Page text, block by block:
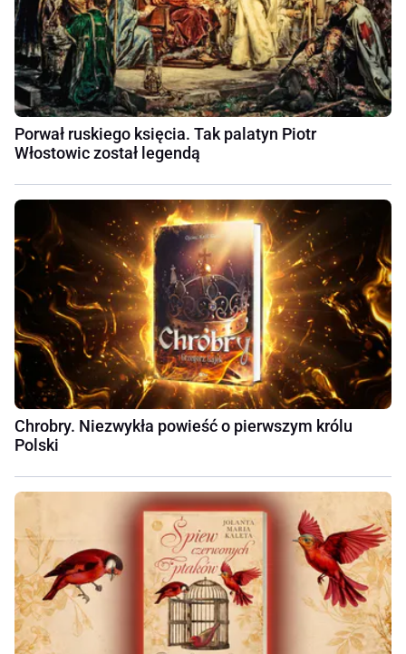
Porwał ruskiego księcia. Tak palatyn Piotr
Włostowic został legendą
Chrobry. Niezwykła powieść o pierwszym królu
Polski